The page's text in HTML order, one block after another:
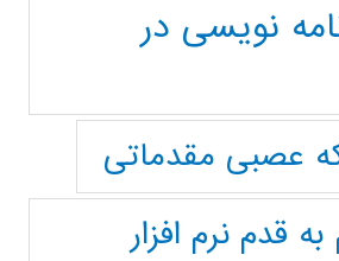
نویسی در
عصبی مقدماتی
قدم نرم افزار